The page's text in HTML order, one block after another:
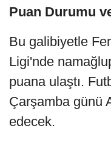
Puan Durumu
Bu galibiyetle
Ligi'nde
puana ulaştı.
Çarşamba günü
edecek.